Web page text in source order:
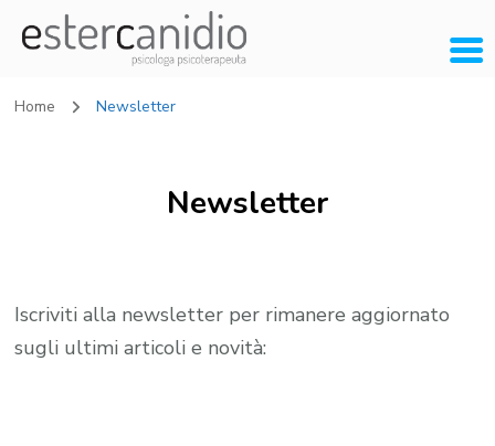
Home Newsletter
Newsletter
Iscriviti alla newsletter per rimanere aggiornato
sugli ultimi articoli e novità: